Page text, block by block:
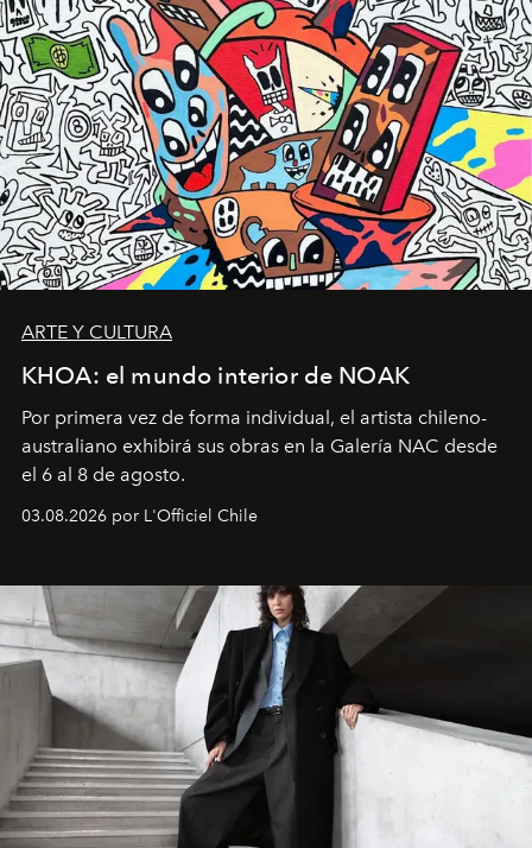
ARTE Y CULTURA
KHOA: el mundo interior de NOAK
Por primera vez de forma individual, el artista chileno-
australiano exhibirá sus obras en la Galería NAC desde
el 6 al 8 de agosto.
03.08.2026 por L'Officiel Chile